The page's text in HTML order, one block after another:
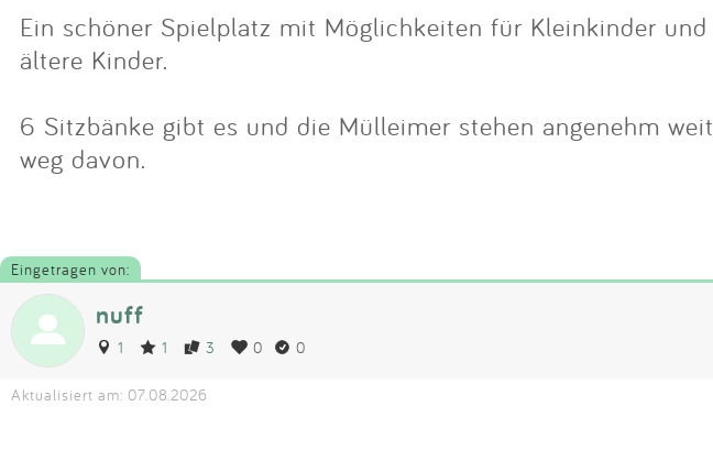
Ein schöner Spielplatz mit Möglichkeiten für Kleinkinder und
ältere Kinder.
6 Sitzbänke gibt es und die Mülleimer stehen angenehm weit
weg davon.
Eingetragen von:
nuff
1 1 3 0 0
Aktualisiert am: 07.08.2026